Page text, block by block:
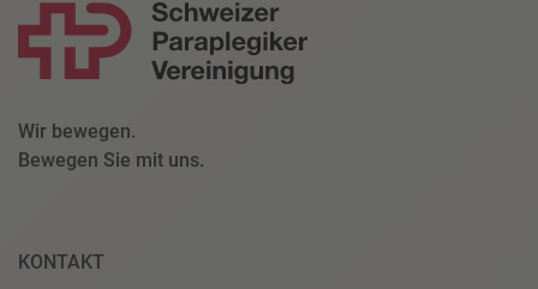
Wir bewegen.
Bewegen Sie mit uns.
KONTAKT